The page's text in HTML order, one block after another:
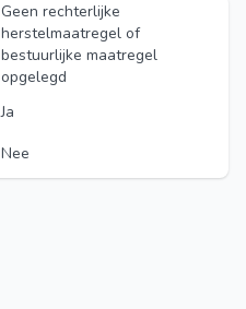
Geen rechterlijke
herstelmaatregel of
bestuurlijke maatregel
opgelegd
Ja
Nee